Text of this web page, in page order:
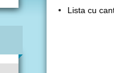
Lista cu